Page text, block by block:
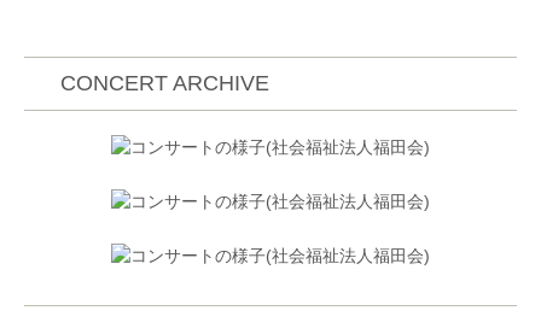
CONCERT ARCHIVE